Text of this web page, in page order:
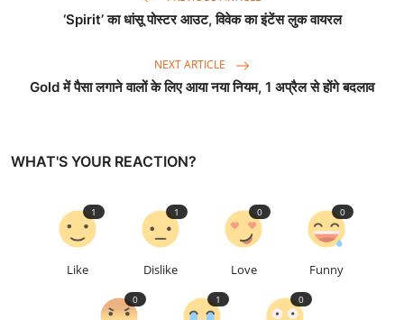
‘Spirit’ का धांसू पोस्टर आउट, विवेक का इंटेंस लुक वायरल
NEXT ARTICLE
Gold में पैसा लगाने वालों के ल‍िए आया नया नियम, 1 अप्रैल से होंगे बदलाव
WHAT'S YOUR REACTION?
Like
1
Dislike
1
Love
0
Funny
0
0 1 0